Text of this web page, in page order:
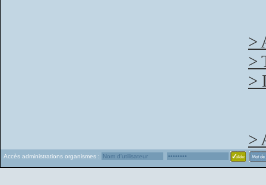
>
>
>
>
Accès administrations organismes :